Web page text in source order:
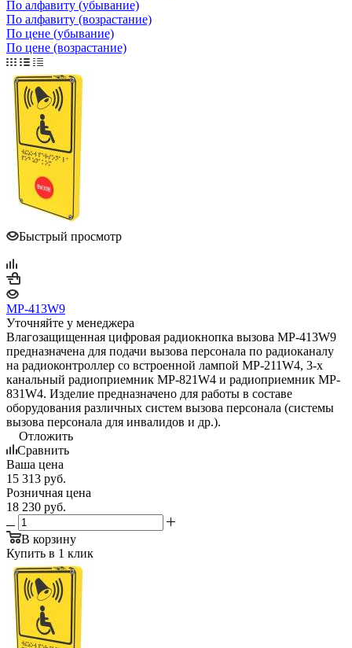
По алфавиту (убывание)
По алфавиту (возрастание)
По цене (убывание)
По цене (возрастание)
Быстрый просмотр
MP-413W9
Уточняйте у менеджера
Влагозащищенная цифровая радиокнопка вызова MP-413W9
предназначена для подачи вызова персонала по радиоканалу
на радиоконтроллер со встроенной лампой MP-211W4, 3-х
канальный радиоприемник MP-821W4 и радиоприемник MP-
831W4. Изделие предназначено для работы в составе
оборудования различных систем вызова персонала (системы
вызова персонала для инвалидов и др.).
Отложить
Сравнить
Ваша цена
15 313 руб.
Розничная цена
18 230 руб.
В корзину
Купить в 1 клик